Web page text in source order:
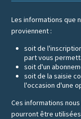
Les informations que
proviennent :
soit de
part vous
soit d'un
soit de la saisie
l'occasion d'une
Ces informations
pourront être